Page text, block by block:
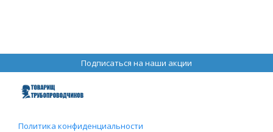
Подписаться на наши акции
Политика конфиденциальности